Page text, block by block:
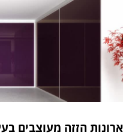
ארונות הזזה מעוצבים